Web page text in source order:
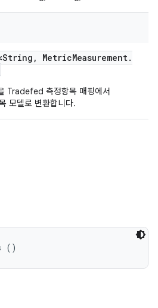
, MetricMeasurement.
Tradefed 측정항목 매핑에서
모델로 변환합니다.
()